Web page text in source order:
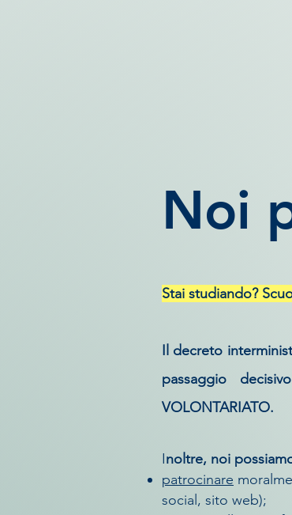
Noi
Stai studiando?
Il decreto
passaggio
VOLONTARIATO.
Inoltre, noi
patrocinare
social, sito web);